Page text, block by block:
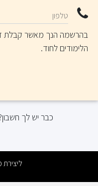
טלפון
בהרשמה הנך מאשר קבלת
הלימודים לחוד.
כבר יש לך